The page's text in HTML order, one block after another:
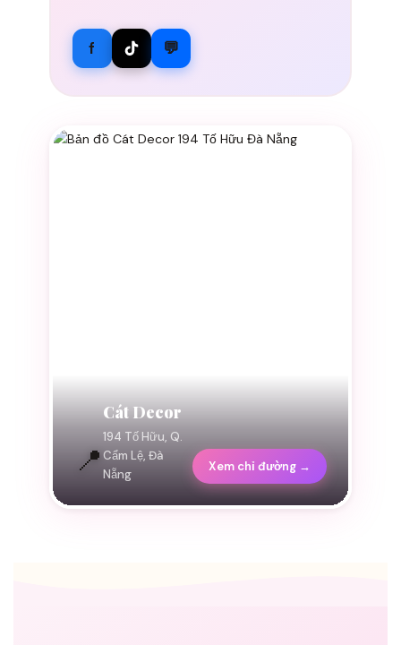
f 💬
📍
Cát Decor
194 Tố Hữu, Q.
Cẩm Lệ, Đà
Nẵng
Xem chỉ đường →